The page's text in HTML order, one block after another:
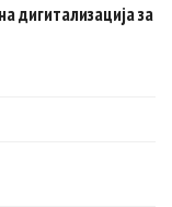
дигитализација за